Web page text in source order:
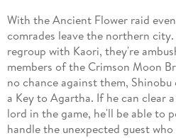
With the Ancient Flower raid
comrades leave the northern
regroup with Kaori, they're
members of the Crimson Moon
no chance against them,
a Key to Agartha. If he can clear
lord in the game, he'll be able to
handle the unexpected guest